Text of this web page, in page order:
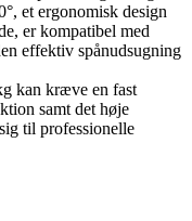
et ergonomisk design
er kompatibel med
effektiv spånudsugning
kan kræve en fast
samt det høje
til professionelle